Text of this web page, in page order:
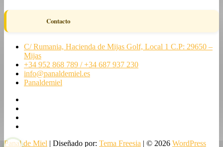
Contacto
C/ Rumania, Hacienda de Mijas Golf, Local 1 C.P: 29650 –
Mijas
+34 952 868 789 / +34 687 937 230
info@panaldemiel.es
Panaldemiel
Panal de Miel | Diseñado por: Tema Freesia | © 2026 WordPress